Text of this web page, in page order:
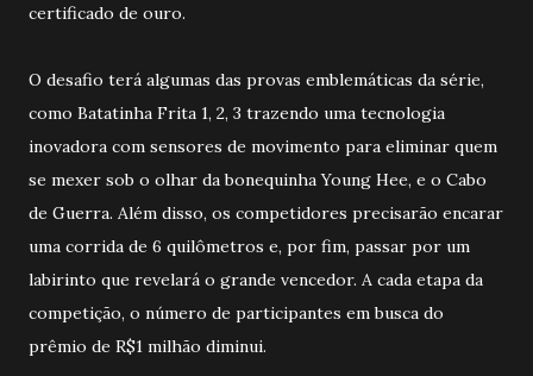
certificado de ouro.
O desafio terá algumas das provas emblemáticas da série,
como Batatinha Frita 1, 2, 3 trazendo uma tecnologia
inovadora com sensores de movimento para eliminar quem
se mexer sob o olhar da bonequinha Young Hee, e o Cabo
de Guerra. Além disso, os competidores precisarão encarar
uma corrida de 6 quilômetros e, por fim, passar por um
labirinto que revelará o grande vencedor. A cada etapa da
competição, o número de participantes em busca do
prêmio de R$1 milhão diminui.